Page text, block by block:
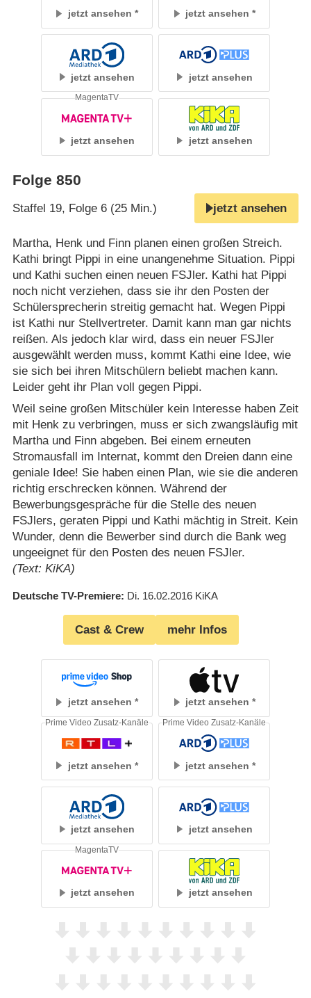
jetzt ansehen jetzt ansehen
jetzt ansehen jetzt ansehen
jetzt ansehen
MagentaTV
jetzt ansehen
Folge 850
Staffel 19, Folge 6 (25 Min.) jetzt ansehen
Martha, Henk und Finn planen einen großen Streich.
Kathi bringt Pippi in eine unangenehme Situation. Pippi
und Kathi suchen einen neuen FSJler. Kathi hat Pippi
noch nicht verziehen, dass sie ihr den Posten der
Schülersprecherin streitig gemacht hat. Wegen Pippi
ist Kathi nur Stellvertreter. Damit kann man gar nichts
reißen. Als jedoch klar wird, dass ein neuer FSJler
ausgewählt werden muss, kommt Kathi eine Idee, wie
sie sich bei ihren Mitschülern beliebt machen kann.
Leider geht ihr Plan voll gegen Pippi.
Weil seine großen Mitschüler kein Interesse haben Zeit
mit Henk zu verbringen, muss er sich zwangsläufig mit
Martha und Finn abgeben. Bei einem erneuten
Stromausfall im Internat, kommt den Dreien dann eine
geniale Idee! Sie haben einen Plan, wie sie die anderen
richtig erschrecken können. Während der
Bewerbungsgespräche für die Stelle des neuen
FSJlers, geraten Pippi und Kathi mächtig in Streit. Kein
Wunder, denn die Bewerber sind durch die Bank weg
ungeeignet für den Posten des neuen FSJler.
(Text: KiKA)
Deutsche TV-Premiere Di. 16.02.2016 KiKA
Cast & Crew mehr Infos
jetzt ansehen jetzt ansehen
jetzt ansehen
Prime Video Zusatz-Kanäle
jetzt ansehen
Prime Video Zusatz-Kanäle
jetzt ansehen jetzt ansehen
jetzt ansehen
MagentaTV
jetzt ansehen